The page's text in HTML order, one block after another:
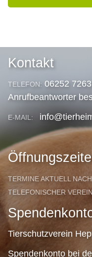
Kontakt
TELEFON: 06252
Anrufbeantworter
E-MAIL:
TERMINE AKTUELL NACH
TELEFONISCHER
Tierschutzverein
Spendenkonto bei